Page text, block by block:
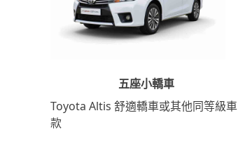
五座小轎車
Toyota Altis 舒適轎車或其他同等級車
款